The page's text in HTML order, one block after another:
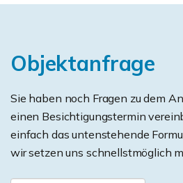
Objektanfrage
Sie haben noch Fragen zu dem
einen Besichtigungstermin
einfach das untenstehende
wir setzen uns schnellstmöglich